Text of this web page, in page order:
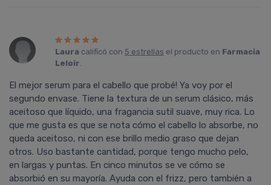
Laura calificó con 5 estrellas el producto en Farmacia
Leloir.
El mejor serum para el cabello que probé! Ya voy por el
segundo envase. Tiene la textura de un serum clásico, más
aceitoso que líquido, una fragancia sutil suave, muy rica. Lo
que me gusta es que se nota cómo el cabello lo absorbe, no
queda aceitoso, ni con ese brillo medio graso que dejan
otros. Uso bastante cantidad, porque tengo mucho pelo,
en largas y puntas. En cinco minutos se ve cómo se
absorbió en su mayoría. Ayuda con el frizz, pero también a